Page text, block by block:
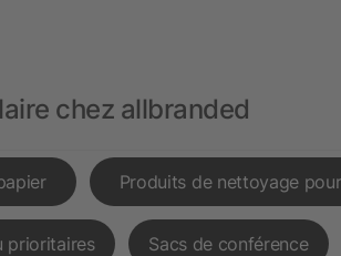
chez allbranded
Produits de nettoyage
prioritaires Sacs de conférence